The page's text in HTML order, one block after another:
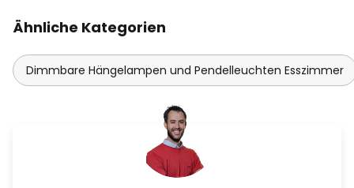
Ähnliche Kategorien
Dimmbare Hängelampen und Pendelleuchten Esszimmer